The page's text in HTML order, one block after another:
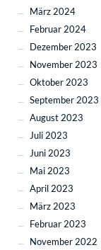
März 2024
Februar 2024
Dezember 2023
November 2023
Oktober 2023
September 2023
August 2023
Juli 2023
Juni 2023
Mai 2023
April 2023
März 2023
Februar 2023
November 2022